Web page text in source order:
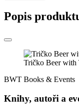
Popis
Tričko Beer with
BWT Books & Events
Knihy, autoři a